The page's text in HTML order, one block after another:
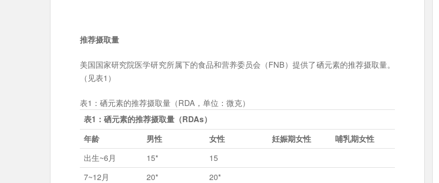
推荐摄取量
美国国家研究院医学研究所属下的食品和营养委员会（FNB）提供了硒元素的推荐摄取量。
（见表1）
表1：硒元素的推荐摄取量（RDA，单位：微克）
表1：硒元素的推荐摄取量（RDAs）
年龄
男性 女性 妊娠期女性
哺乳期女性
出生~6月
15*
15
7~12月
20*
20*